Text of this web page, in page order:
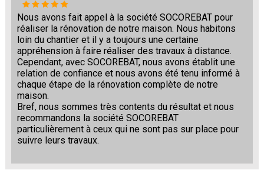
Nous avons fait appel à la société SOCOREBAT pour
réaliser la rénovation de notre maison. Nous habitons
loin du chantier et il y a toujours une certaine
appréhension à faire réaliser des travaux à distance.
Cependant, avec SOCOREBAT, nous avons établit une
relation de confiance et nous avons été tenu informé à
chaque étape de la rénovation complète de notre
maison.
Bref, nous sommes très contents du résultat et nous
recommandons la société SOCOREBAT
particulièrement à ceux qui ne sont pas sur place pour
suivre leurs travaux.